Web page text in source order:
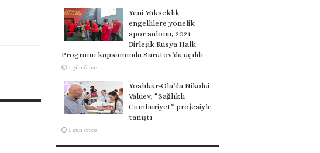
Yeni Yükseklik
engellilere yönelik
spor salonu, 2021
Birleşik Rusya Halk
Programı kapsamında Saratov’da açıldı
1 gün önce
Yoshkar-Ola’da Nikolai
Valuev, “Sağlıklı
Cumhuriyet” projesiyle
tanıştı
1 gün önce